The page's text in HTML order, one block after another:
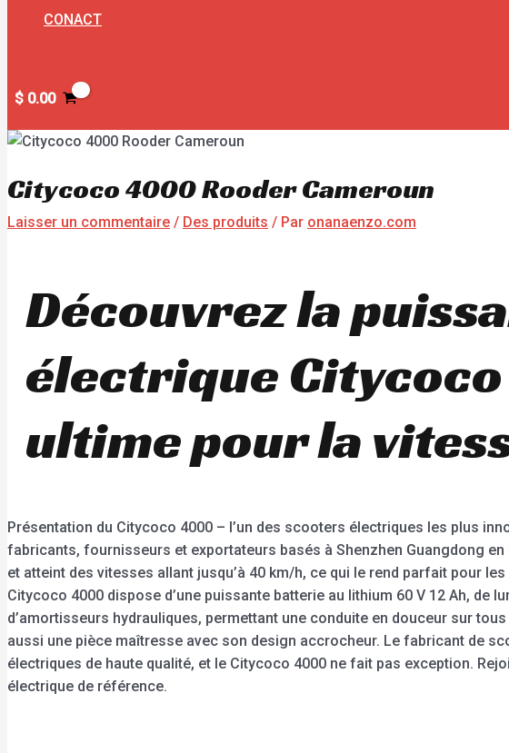
CONACT
$ 0.00
Citycoco 4000 Rooder Cameroun
Laisser un commentaire / Des produits / Par onanaenzo.com
Découvrez la
électrique
ultime pour la
Présentation du Citycoco 4000 – l’un des scooters électriques les plus
fabricants, fournisseurs et exportateurs basés à Shenzhen Guangdong
et atteint des vitesses allant jusqu’à 40 km/h, ce qui le rend parfait pour
Citycoco 4000 dispose d’une puissante batterie au lithium 60 V 12 Ah,
d’amortisseurs hydrauliques, permettant une conduite en douceur sur
aussi une pièce maîtresse avec son design accrocheur. Le fabricant de
électriques de haute qualité, et le Citycoco 4000 ne fait pas exception.
électrique de référence.